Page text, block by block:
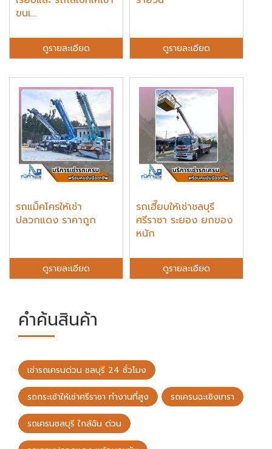
ขนเ...
ดูรายละเอียด ดูรายละเอียด
รถแม็คโครให้เช่า
ปลวกแดง ราคาถูก
ดูรายละเอียด
รถเฮี๊ยบให้เช่าชลบุรี
ศรีราชา ระยอง ยกของ
หนัก
ดูรายละเอียด
คำค้นสินค้า
เช่ารถเครนด่วน ชลบุรี 24 ชั่วโมง
รถกระเช้าให้เช่าศรีราชา ทำงานที่สูง รถเครนฉะเชิงเทรา
รถเครนชลบุรี ใกล้ฉัน ด่วน